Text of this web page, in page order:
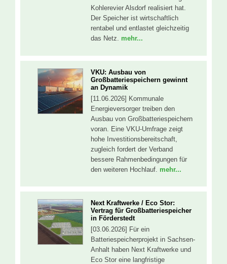
Kohlerevier Alsdorf realisiert hat.
Der Speicher ist wirtschaftlich
rentabel und entlastet gleichzeitig
das Netz. mehr...
VKU: Ausbau von
Großbatteriespeichern gewinnt
an Dynamik
[11.06.2026] Kommunale
Energieversorger treiben den
Ausbau von Großbatteriespeichern
voran. Eine VKU-Umfrage zeigt
hohe Investitionsbereitschaft,
zugleich fordert der Verband
bessere Rahmenbedingungen für
den weiteren Hochlauf. mehr...
Next Kraftwerke / Eco Stor:
Vertrag für Großbatteriespeicher
in Förderstedt
[03.06.2026] Für ein
Batteriespeicherprojekt in Sachsen-
Anhalt haben Next Kraftwerke und
Eco Stor eine langfristige